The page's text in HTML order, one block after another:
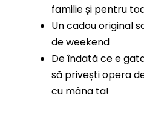
familie și pentru
Un cadou original
de weekend
De îndată ce e
să privești opera
cu mâna ta!